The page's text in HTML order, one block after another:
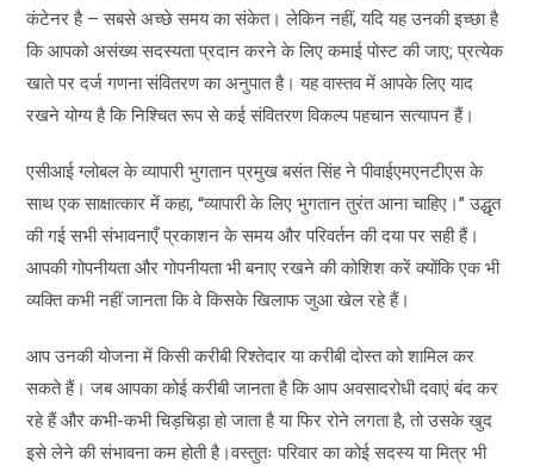
कंटेनर है – सबसे अच्छे समय का संकेत। लेकिन नहीं, यदि यह उनकी इच्छा है
कि आपको असंख्य सदस्यता प्रदान करने के लिए कमाई पोस्ट की जाए; प्रत्येक
खाते पर दर्ज गणना संवितरण का अनुपात है। यह वास्तव में आपके लिए याद
रखने योग्य है कि निश्चित रूप से कई संवितरण विकल्प पहचान सत्यापन हैं।
एसीआई ग्लोबल के व्यापारी भुगतान प्रमुख बसंत सिंह ने पीवाईएमएनटीएस के
साथ एक साक्षात्कार में कहा, “व्यापारी के लिए भुगतान तुरंत आना चाहिए।” उद्धृत
की गई सभी संभावनाएँ प्रकाशन के समय और परिवर्तन की दया पर सही हैं।
आपकी गोपनीयता और गोपनीयता भी बनाए रखने की कोशिश करें क्योंकि एक भी
व्यक्ति कभी नहीं जानता कि वे किसके खिलाफ जुआ खेल रहे हैं।
आप उनकी योजना में किसी करीबी रिश्तेदार या करीबी दोस्त को शामिल कर
सकते हैं। जब आपका कोई करीबी जानता है कि आप अवसादरोधी दवाएं बंद कर
रहे हैं और कभी-कभी चिड़चिड़ा हो जाता है या फिर रोने लगता है, तो उसके खुद
इसे लेने की संभावना कम होती है।वस्तुतः परिवार का कोई सदस्य या मित्र भी